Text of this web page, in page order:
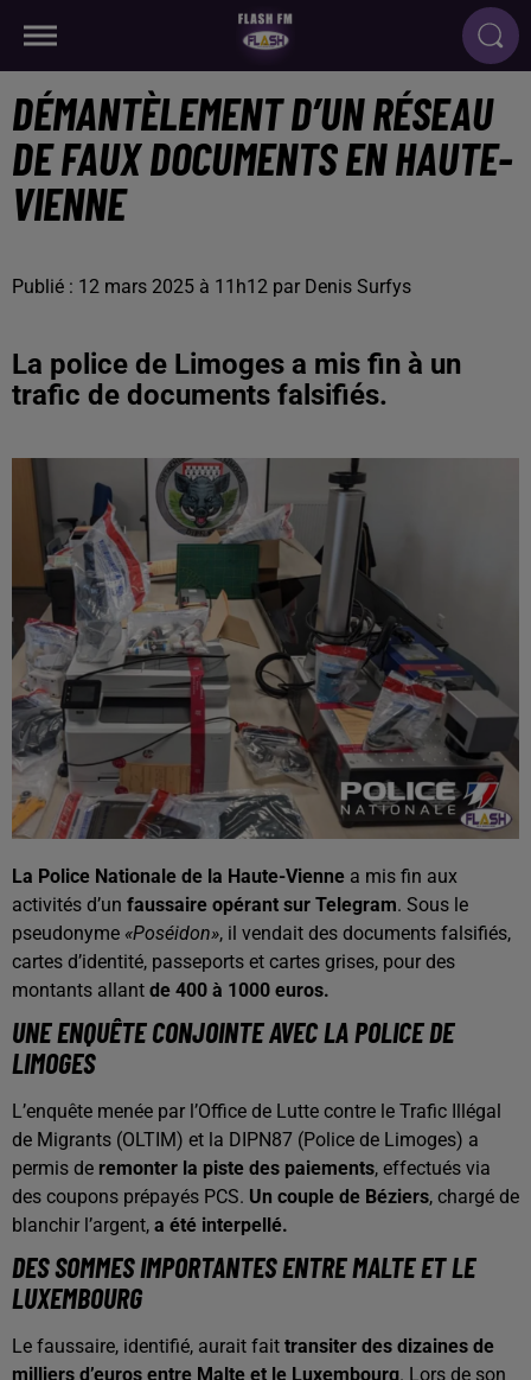
DÉMANTÈLEMENT D’UN RÉSEAU
DE FAUX DOCUMENTS EN HAUTE-
VIENNE
Publié : 12 mars 2025 à 11h12 par Denis Surfys
La police de Limoges a mis fin à un
trafic de documents falsifiés.
La Police Nationale de la Haute-Vienne a mis fin aux
activités d’un faussaire opérant sur Telegram. Sous le
pseudonyme «Poséidon», il vendait des documents falsifiés,
cartes d’identité, passeports et cartes grises, pour des
montants allant de 400 à 1000 euros.
UNE ENQUÊTE CONJOINTE AVEC LA POLICE DE
LIMOGES
L’enquête menée par l’Office de Lutte contre le Trafic Illégal
de Migrants (OLTIM) et la DIPN87 (Police de Limoges) a
permis de remonter la piste des paiements, effectués via
des coupons prépayés PCS. Un couple de Béziers, chargé de
blanchir l’argent, a été interpellé.
DES SOMMES IMPORTANTES ENTRE MALTE ET LE
LUXEMBOURG
Le faussaire, identifié, aurait fait transiter des dizaines de
milliers d’euros entre Malte et le Luxembourg. Lors de son